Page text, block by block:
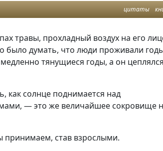
цитаты
травы, прохладный воздух на его
было думать, что люди проживали
тянущиеся годы, а он цеплялся
как солнце поднимается над
— это же величайшее сокровище
принимаем, став взрослыми.